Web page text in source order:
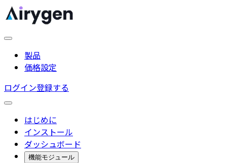
製品
価格設定
ログイン登録する
はじめに
インストール
ダッシュボード
機能モジュール